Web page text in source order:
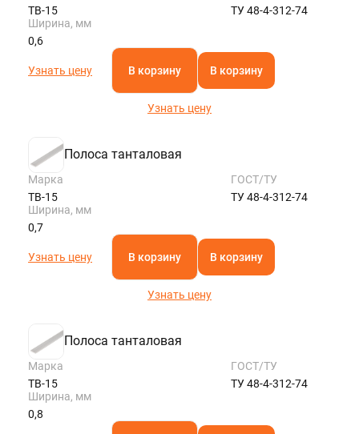
ТВ-15
ТУ 48-4-312-74
Ширина, мм
0,6
Узнать цену В корзину В корзину
Узнать цену
Полоса танталовая
Марка
ТВ-15
ГОСТ/ТУ
ТУ 48-4-312-74
Ширина, мм
0,7
Узнать цену В корзину В корзину
Узнать цену
Полоса танталовая
Марка
ТВ-15
ГОСТ/ТУ
ТУ 48-4-312-74
Ширина, мм
0,8